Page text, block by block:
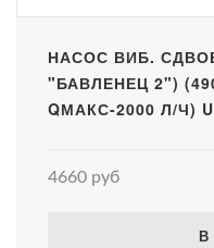
НАСОС ВИБ.
"БАВЛЕНЕЦ 2")
QМАКС-2000 Л/Ч)
4660 руб
В